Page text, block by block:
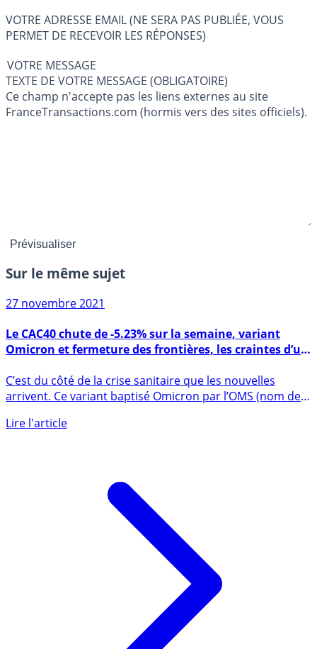
VOTRE ADRESSE EMAIL (NE SERA PAS PUBLIÉE, VOUS
PERMET DE RECEVOIR LES RÉPONSES)
VOTRE MESSAGE
TEXTE DE VOTRE MESSAGE (OBLIGATOIRE)
Ce champ n'accepte pas les liens externes au site
FranceTransactions.com (hormis vers des sites officiels).
Sur le même sujet
27 novembre 2021
Omicron et fermeture des frontières, les craintes d’un
nouveau confinement en ligne de mire
C’est du côté de la crise sanitaire que les nouvelles
arrivent. Ce variant baptisé Omicron par l’OMS (nom de